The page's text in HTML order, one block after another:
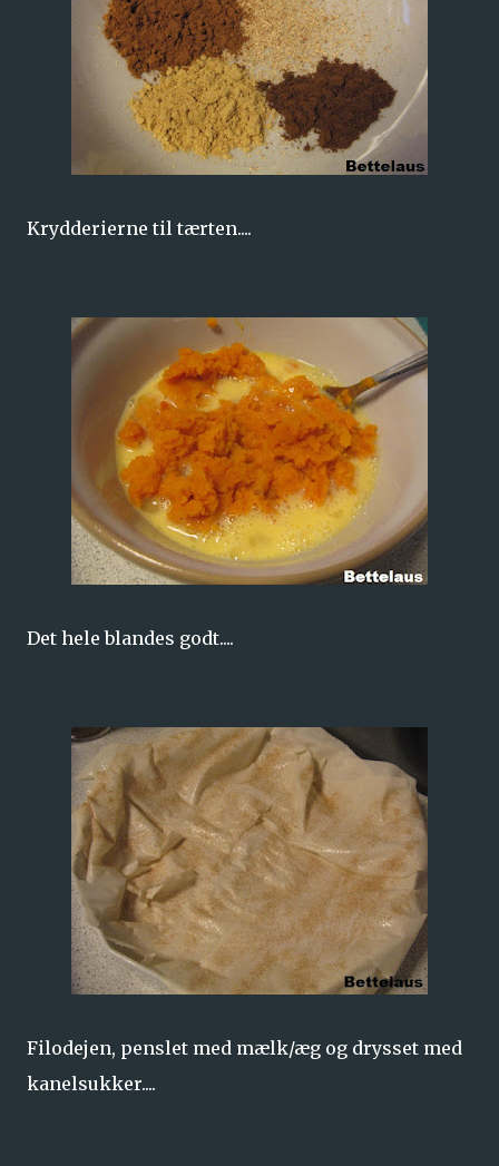
Krydderierne til tærten....
Det hele blandes godt....
Filodejen, penslet med mælk/æg og drysset med
kanelsukker....